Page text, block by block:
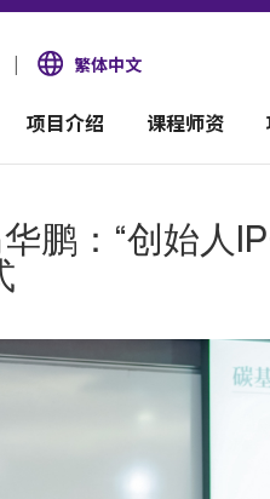
| 繁体中文
项目介绍 课程师资
鹏：“创始人